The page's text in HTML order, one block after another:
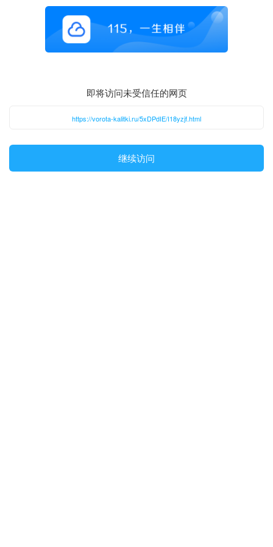
即将访问未受信任的网页
https://vorota-kalitki.ru/5xDPdIE/I18yzjf.html
继续访问